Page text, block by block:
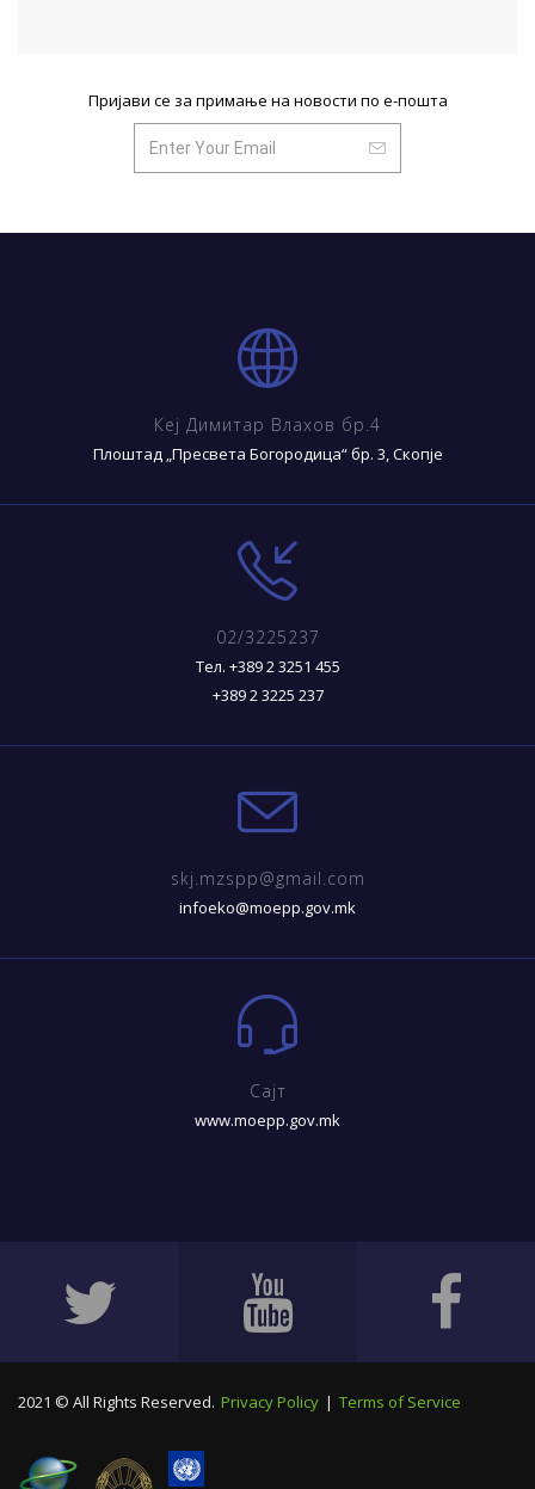
Пријави се за примање на новости по е-пошта
Кеј Димитар Влахов бр.4
Плоштад „Пресвета Богородица“ бр. 3, Скопје
02/3225237
Тел. +389 2 3251 455
+389 2 3225 237
skj.mzspp@gmail.com
infoeko@moepp.gov.mk
Сајт
www.moepp.gov.mk
2021 © All Rights Reserved. Privacy Policy | Terms of Service